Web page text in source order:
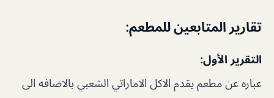
تقارير المتابعين للمطعم:
التقرير الأول:
عباره عن مطعم يقدم الاكل الاماراتي الشعبي بالاضافه الى